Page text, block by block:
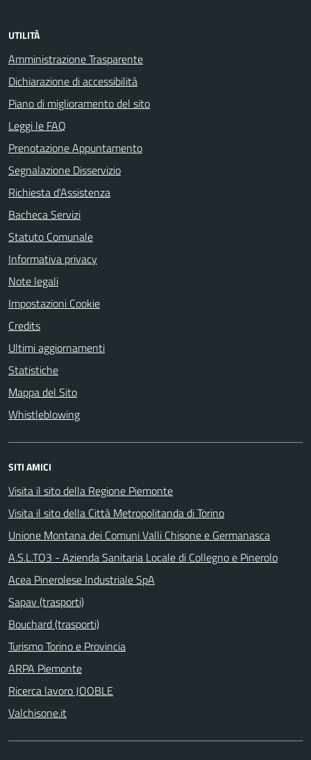
UTILITÀ
Amministrazione Trasparente
Dichiarazione di accessibilità
Piano di miglioramento del sito
Leggi le FAQ
Prenotazione Appuntamento
Segnalazione Disservizio
Richiesta d'Assistenza
Bacheca Servizi
Statuto Comunale
Informativa privacy
Note legali
Impostazioni Cookie
Credits
Ultimi aggiornamenti
Statistiche
Mappa del Sito
Whistleblowing
SITI AMICI
Visita il sito della Regione Piemonte
Visita il sito della Città Metropolitanda di Torino
Unione Montana dei Comuni Valli Chisone e Germanasca
A.S.L.TO3 - Azienda Sanitaria Locale di Collegno e Pinerolo
Acea Pinerolese Industriale SpA
Sapav (trasporti)
Bouchard (trasporti)
Turismo Torino e Provincia
ARPA Piemonte
Ricerca lavoro JOOBLE
Valchisone.it